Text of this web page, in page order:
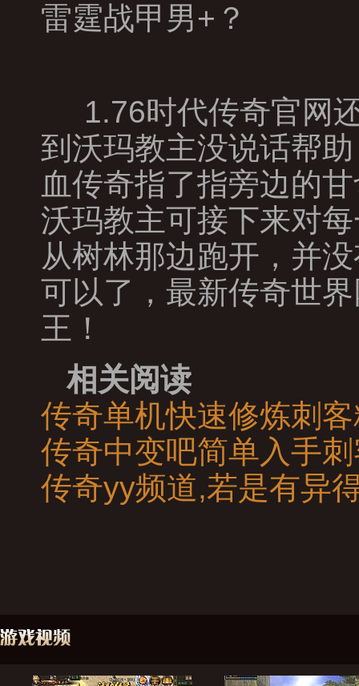
雷霆战甲男+？
1.76时代传奇官网
到沃玛教主没说话帮
血传奇指了指旁边的
沃玛教主可接下来对
从树林那边跑开，并
可以了，最新传奇世
王！
相关阅读
传奇单机快速修炼刺
传奇中变吧简单入手
传奇yy频道,若是有异